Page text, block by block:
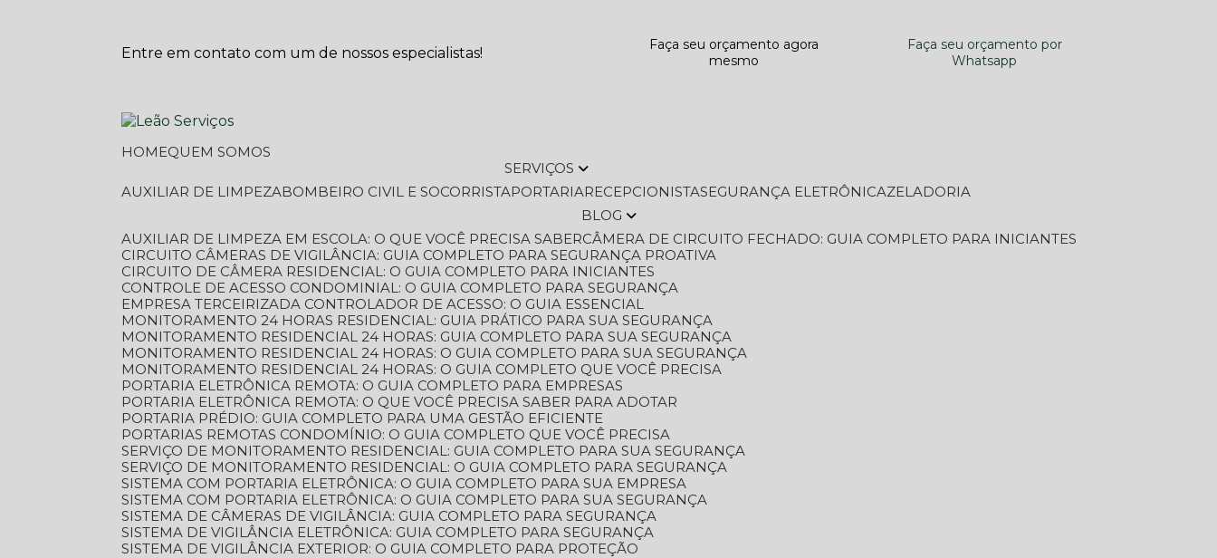
Entre em contato com um de nossos especialistas!
Faça seu orçamento agora
mesmo
Faça seu orçamento por
Whatsapp
HOME
QUEM SOMOS
SERVIÇOS
AUXILIAR DE LIMPEZA
BOMBEIRO CIVIL E SOCORRISTA PORTARIA RECEPCIONISTA SEGURANÇA ELETRÔNICA
ZELADORIA
BLOG
AUXILIAR DE LIMPEZA EM ESCOLA: O QUE VOCÊ PRECISA SABER
CÂMERA DE CIRCUITO FECHADO: GUIA COMPLETO PARA INICIANTES
CIRCUITO CÂMERAS DE VIGILÂNCIA: GUIA COMPLETO PARA SEGURANÇA PROATIVA
CIRCUITO DE CÂMERA RESIDENCIAL: O GUIA COMPLETO PARA INICIANTES
CONTROLE DE ACESSO CONDOMINIAL: O GUIA COMPLETO PARA SEGURANÇA
EMPRESA TERCEIRIZADA CONTROLADOR DE ACESSO: O GUIA ESSENCIAL
MONITORAMENTO 24 HORAS RESIDENCIAL: GUIA PRÁTICO PARA SUA SEGURANÇA
MONITORAMENTO RESIDENCIAL 24 HORAS: GUIA COMPLETO PARA SUA SEGURANÇA
MONITORAMENTO RESIDENCIAL 24 HORAS: O GUIA COMPLETO PARA SUA SEGURANÇA
MONITORAMENTO RESIDENCIAL 24 HORAS: O GUIA COMPLETO QUE VOCÊ PRECISA
PORTARIA ELETRÔNICA REMOTA: O GUIA COMPLETO PARA EMPRESAS
PORTARIA ELETRÔNICA REMOTA: O QUE VOCÊ PRECISA SABER PARA ADOTAR
PORTARIA PRÉDIO: GUIA COMPLETO PARA UMA GESTÃO EFICIENTE
PORTARIAS REMOTAS CONDOMÍNIO: O GUIA COMPLETO QUE VOCÊ PRECISA
SERVIÇO DE MONITORAMENTO RESIDENCIAL: GUIA COMPLETO PARA SUA SEGURANÇA
SERVIÇO DE MONITORAMENTO RESIDENCIAL: O GUIA COMPLETO PARA SEGURANÇA
SISTEMA COM PORTARIA ELETRÔNICA: O GUIA COMPLETO PARA SUA EMPRESA
SISTEMA COM PORTARIA ELETRÔNICA: O GUIA COMPLETO PARA SUA SEGURANÇA
SISTEMA DE CÂMERAS DE VIGILÂNCIA: GUIA COMPLETO PARA SEGURANÇA
SISTEMA DE VIGILÂNCIA ELETRÔNICA: GUIA COMPLETO PARA SEGURANÇA
SISTEMA DE VIGILÂNCIA EXTERIOR: O GUIA COMPLETO PARA PROTEÇÃO